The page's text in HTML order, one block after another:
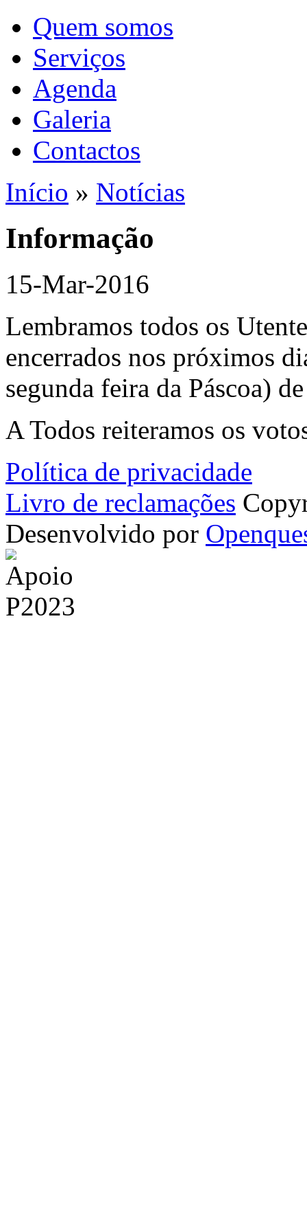
Quem somos
Serviços
Agenda
Galeria
Contactos
Início » Notícias
Informação
15-Mar-2016
Lembramos todos os
encerrados nos próximos
segunda feira da Páscoa)
A Todos reiteramos os
Política de privacidade
Livro de reclamações
Desenvolvido por